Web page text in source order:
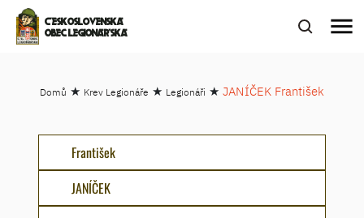
ČESKOSLOVENSKÁ
OBEC LEGIONÁŘSKÁ
menu
Domů ★ Krev Legionáře ★ Legionáři ★ JANÍČEK František